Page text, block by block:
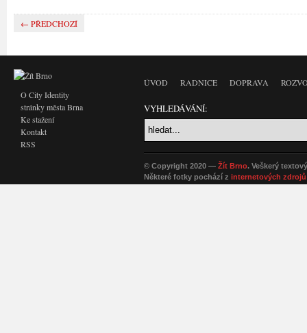
← PŘEDCHOZÍ
O City Identity
stránky města Brna
Ke stažení
Kontakt
RSS
ÚVOD RADNICE DOPRAVA
VYHLEDÁVÁNÍ:
© Copyright 2020 — Žít Brno. Veškerý
Některé fotky pochází z internetových